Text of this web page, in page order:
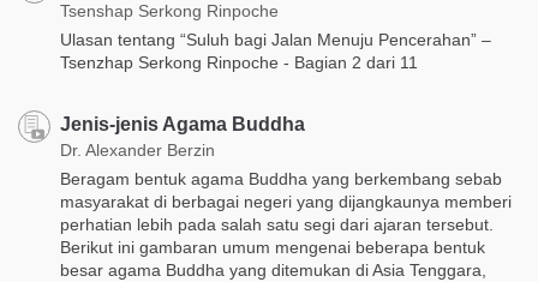
Tsenshap Serkong Rinpoche
Ulasan tentang “Suluh bagi Jalan Menuju Pencerahan” –
Tsenzhap Serkong Rinpoche - Bagian 2 dari 11
Jenis-jenis Agama Buddha
Dr. Alexander Berzin
Beragam bentuk agama Buddha yang berkembang sebab
masyarakat di berbagai negeri yang dijangkaunya memberi
perhatian lebih pada salah satu segi dari ajaran tersebut.
Berikut ini gambaran umum mengenai beberapa bentuk
besar agama Buddha yang ditemukan di Asia Tenggara,